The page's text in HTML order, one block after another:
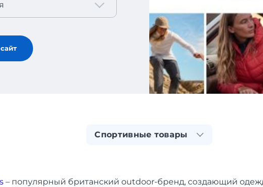
Спортивные товары
– популярный британский outdoor-бренд, создающий